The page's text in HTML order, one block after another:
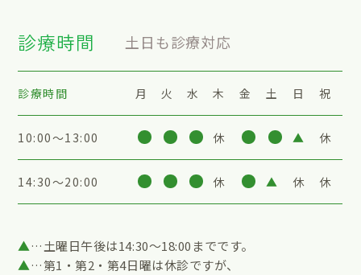
診療時間 土日も診療対応
診療時間 月 火 水 木 金 土 日 祝
10:00〜13:00 休 ▲ 休
14:30〜20:00 休 ▲ 休 休
▲…土曜日午後は14:30～18:00までです。
▲…第1・第2・第4日曜は休診ですが、